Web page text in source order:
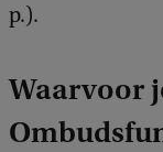
p.).
Waarvoor